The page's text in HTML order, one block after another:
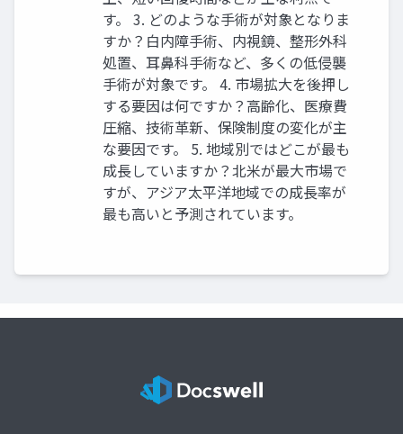
す。 3. どのような手術が対象となりま
すか？​ 白内障手術、内視鏡、整形外科
処置、耳鼻科手術など、多くの低侵襲
手術が対象です。 4. 市場拡大を後押し
する要因は何ですか？​ 高齢化、医療費
圧縮、技術革新、保険制度の変化が主
な要因です。 5. 地域別ではどこが最も
成長していますか？​ 北米が最大市場で
すが、アジア太平洋地域での成長率が
最も高いと予測されています。